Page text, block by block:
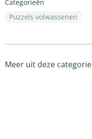
Categorieën
Puzzels volwassenen
Meer uit deze categorie